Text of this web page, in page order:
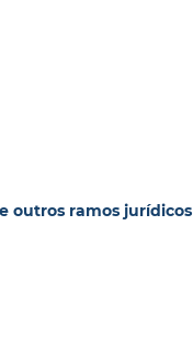
outros ramos jurídicos